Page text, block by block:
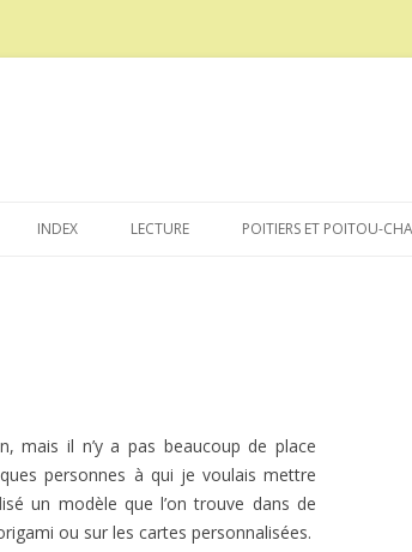
au
INDEX LECTURE POITIERS ET POITOU-
mais il n’y a pas beaucoup de place
personnes à qui je voulais mettre
un modèle que l’on trouve dans de
ou sur les cartes personnalisées.